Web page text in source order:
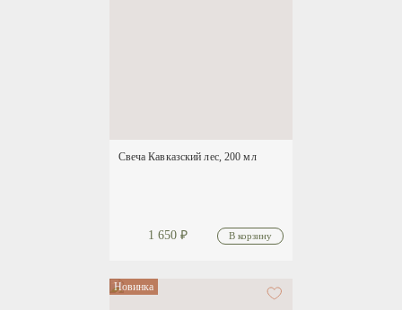
Свеча Кавказский лес, 200 мл
1 650 ₽
Новинка